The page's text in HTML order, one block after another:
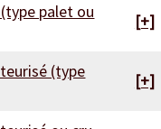
palet ou
[+]
(type
[+]